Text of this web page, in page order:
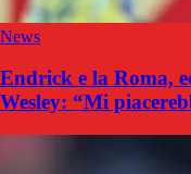
News
Endrick e la Roma,
Wesley: “Mi